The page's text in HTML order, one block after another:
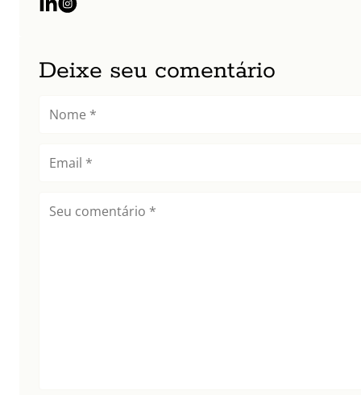
Deixe seu comentário